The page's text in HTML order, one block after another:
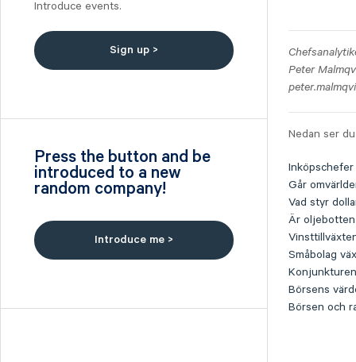
Petrolia Noco
Prevas
Proact
Qliro
SinterCast
Introduce events.
Sign up >
Press the button and be
introduced to a new
random company!
Introduce me >
Peter
Nedan ser
Går
Vad styr
Är oljebotten
Småbolag
Börsens
Börsen och